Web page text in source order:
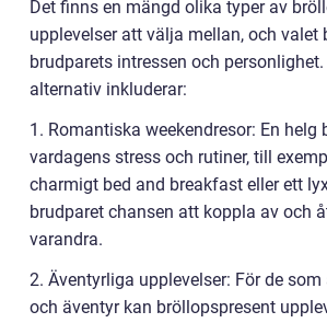
Det finns en mängd olika typer av
upplevelser att välja mellan, och valet
brudparets intressen och
alternativ inkluderar:
1. Romantiska weekendresor: En helg
vardagens stress och rutiner, till
charmigt bed and breakfast eller ett
brudparet chansen att koppla av och
varandra.
2. Äventyrliga upplevelser: För de
och äventyr kan bröllopspresent